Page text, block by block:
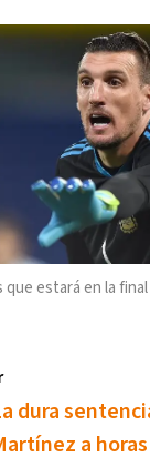
que estará en la
dura
a